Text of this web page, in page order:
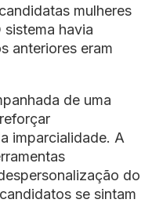
mulheres
havia
anteriores eram
de uma
imparcialidade. A
do
se sintam